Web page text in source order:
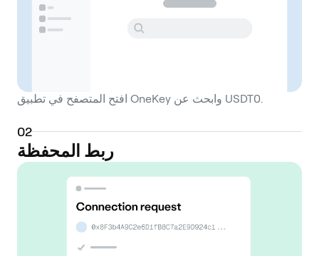
افتح المتصفح في تطبيق OneKey وابحث عن USDT0.
02
ربط المحفظة